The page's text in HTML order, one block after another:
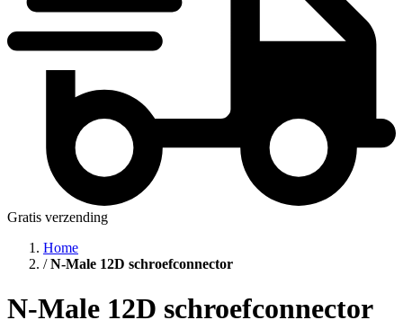
Gratis verzending
Home
/N-Male 12D schroefconnector
N-Male 12D schroefconnector